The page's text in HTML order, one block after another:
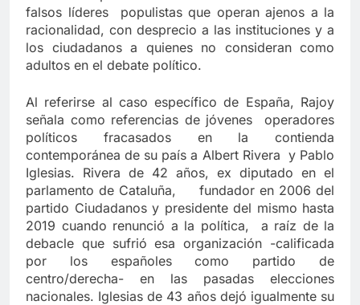
falsos líderes populistas que operan ajenos a la
racionalidad, con desprecio a las instituciones y a
los ciudadanos a quienes no consideran como
adultos en el debate político.
Al referirse al caso específico de España, Rajoy
señala como referencias de jóvenes operadores
políticos fracasados en la contienda
contemporánea de su país a Albert Rivera y Pablo
Iglesias. Rivera de 42 años, ex diputado en el
parlamento de Cataluña, fundador en 2006 del
partido Ciudadanos y presidente del mismo hasta
2019 cuando renunció a la política, a raíz de la
debacle que sufrió esa organización -calificada
por los españoles como partido de
centro/derecha- en las pasadas elecciones
nacionales. Iglesias de 43 años dejó igualmente su